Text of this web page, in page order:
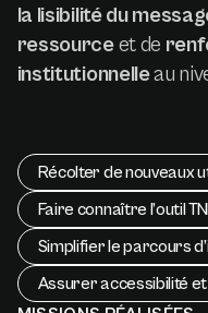
la lisibilité du
ressourceet de
institutionnelleau
Récolter de nouveaux
Faire connaître l’outil
Simplifier le parcours
Assurer accessibilité